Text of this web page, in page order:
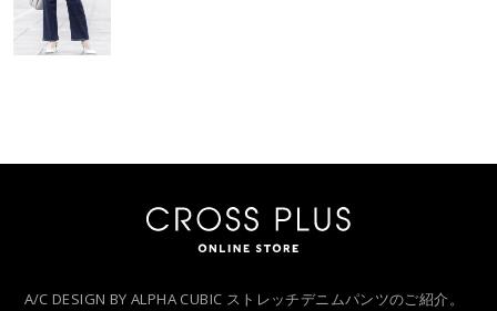
A/C DESIGN BY ALPHA CUBIC ストレッチデニムパンツのご紹介。